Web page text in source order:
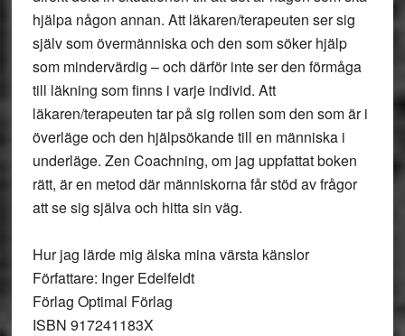
hjälpa någon annan. Att läkaren/terapeuten ser sig
själv som övermänniska och den som söker hjälp
som mindervärdig – och därför inte ser den förmåga
till läkning som finns i varje individ. Att
läkaren/terapeuten tar på sig rollen som den som är i
överläge och den hjälpsökande till en människa i
underläge. Zen Coachning, om jag uppfattat boken
rätt, är en metod där människorna får stöd av frågor
att se sig själva och hitta sin väg.
Hur jag lärde mig älska mina värsta känslor
Författare: Inger Edelfeldt
Förlag Optimal Förlag
ISBN 917241183X